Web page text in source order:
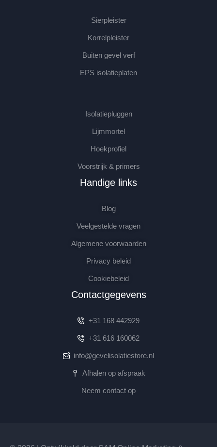
Sierpleister
Korrelpleister
Buiten gevel verf
EPS isolatieplaten
Isolatiepluggen
Lijmmortel
Hoekprofiel
Voorstrijk & primers
Handige links
Blog
Veelgestelde vragen
Algemene voorwaarden
Privacy beleid
Cookiebeleid
Contactgegevens
+31 168 442929
+31 616 160062
info@gevelisolatiestore.nl
Afhalen op afspraak
Neem contact op